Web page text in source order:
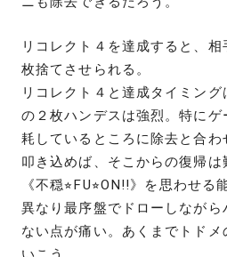
リコレクト４を達成すると、
枚捨てさせられる。
リコレクト４と達成タイミン
の２枚ハンデスは強烈。特に
耗しているところに除去と合
叩き込めば、そこからの復帰
《不穏⭐︎FU⭐︎ON!!》を思わせ
異なり最序盤でドローしながら
ない点が痛い。あくまでトド